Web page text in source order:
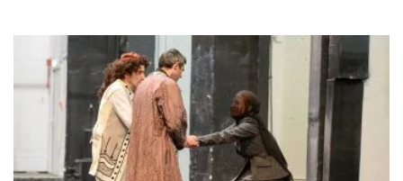
Dom Juan - Critique sortie Théâtre Aubervilliers Théâtre de la
Commune